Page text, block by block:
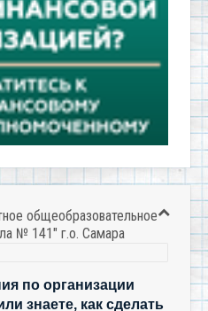
общеобразовательное
№ 141" г.о. Самара
по организации
знаете, как сделать